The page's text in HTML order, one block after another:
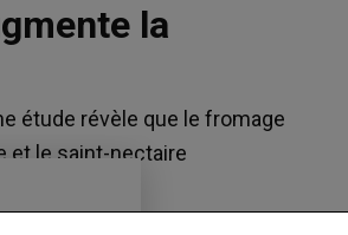
la
étude révèle que le fromage
et le saint-nectaire